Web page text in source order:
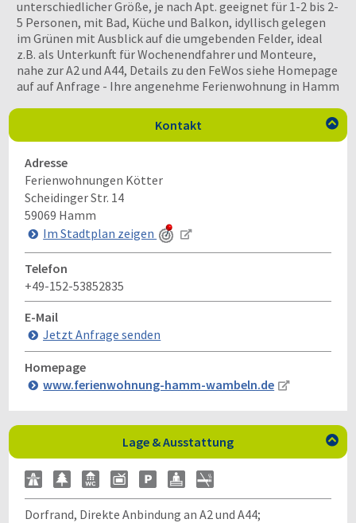
unterschiedlicher Größe, je nach Apt. geeignet für 1-2 bis 2-
5 Personen, mit Bad, Küche und Balkon, idyllisch gelegen
im Grünen mit Ausblick auf die umgebenden Felder, ideal
z.B. als Unterkunft für Wochenendfahrer und Monteure,
nahe zur A2 und A44, Details zu den FeWos siehe Homepage
auf auf Anfrage - Ihre angenehme Ferienwohnung in Hamm
Kontakt 
Adresse
Ferienwohnungen Kötter
Scheidinger Str. 14
59069 Hamm
Im Stadtplan zeigen
Telefon
+49-152-53852835
E-Mail
Jetzt Anfrage senden
Homepage
www.ferienwohnung-hamm-wambeln.de
Lage & Ausstattung 
Dorfrand, Direkte Anbindung an A2 und A44;